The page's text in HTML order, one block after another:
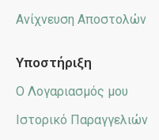
Ανίχνευση Αποστολών
Υποστήριξη
Ο Λογαριασμός μου
Ιστορικό Παραγγελιών